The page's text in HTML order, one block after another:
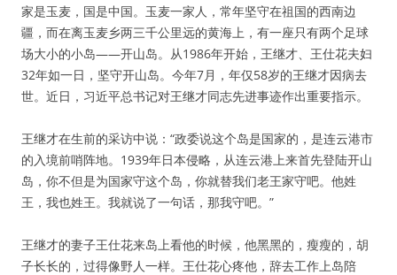
家是玉麦，国是中国。玉麦一家人，常年坚守在祖国的西南边
疆，而在离玉麦乡两三千公里远的黄海上，有一座只有两个足球
场大小的小岛——开山岛。从1986年开始，王继才、王仕花夫妇
32年如一日，坚守开山岛。今年7月，年仅58岁的王继才因病去
世。近日，习近平总书记对王继才同志先进事迹作出重要指示。
王继才在生前的采访中说：“政委说这个岛是国家的，是连云港市
的入境前哨阵地。1939年日本侵略，从连云港上来首先登陆开山
岛，你不但是为国家守这个岛，你就替我们老王家守吧。他姓
王，我也姓王。我就说了一句话，那我守吧。”
王继才的妻子王仕花来岛上看他的时候，他黑黑的，瘦瘦的，胡
子长长的，过得像野人一样。王仕花心疼他，辞去工作上岛陪